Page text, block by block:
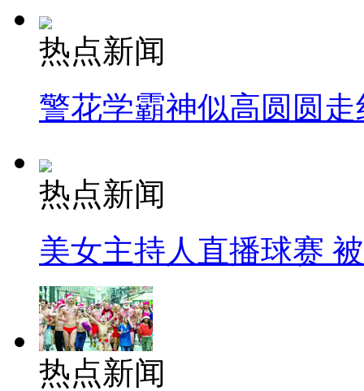
热点新闻
警花学霸神似高圆圆走
热点新闻
美女主持人直播球赛
热点新闻